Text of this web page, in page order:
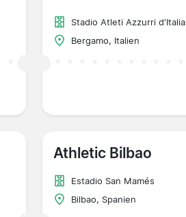
Stadio Atleti Azzurri d'Italia
Bergamo, Italien
Athletic Bilbao
Estadio San Mamés
Bilbao, Spanien